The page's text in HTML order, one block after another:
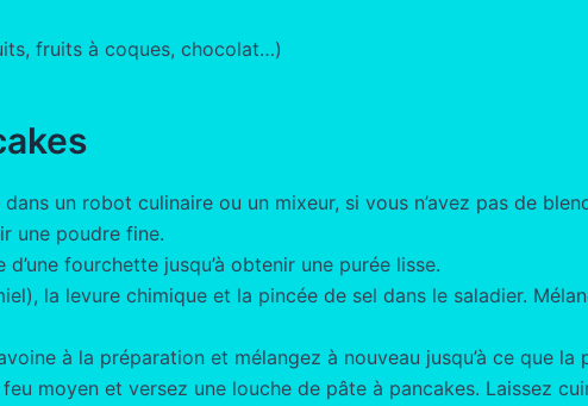
fruits à coques, chocolat…)
un robot culinaire ou un mixeur, si vous n’avez pas de
une poudre fine.
fourchette jusqu’à obtenir une purée lisse.
la levure chimique et la pincée de sel dans le saladier.
à la préparation et mélangez à nouveau jusqu’à ce que
moyen et versez une louche de pâte à pancakes. Laissez